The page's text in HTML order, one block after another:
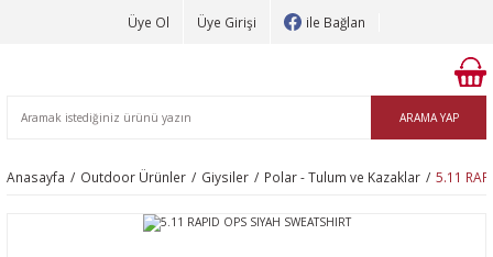
Üye Ol Üye Girişi ile Bağlan
ARAMA YAP
Anasayfa Outdoor Ürünler Giysiler Polar - Tulum ve Kazaklar 5.11